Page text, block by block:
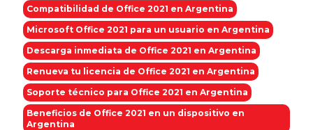
Compatibilidad de Office 2021 en Argentina
Microsoft Office 2021 para un usuario en Argentina
Descarga inmediata de Office 2021 en Argentina
Renueva tu licencia de Office 2021 en Argentina
Soporte técnico para Office 2021 en Argentina
Beneficios de Office 2021 en un dispositivo en
Argentina